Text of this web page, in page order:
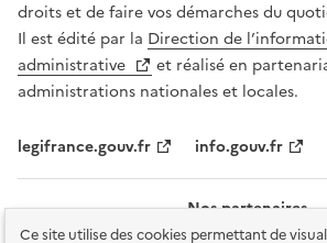
Ce site utilise des cookies permettant de
droits et de faire vos démarches du
Il est édité par la Direction de
administrative
et réalisé en
administrations nationales et locales.
legifrance.gouv.fr info.gouv.fr
Nos partenaires